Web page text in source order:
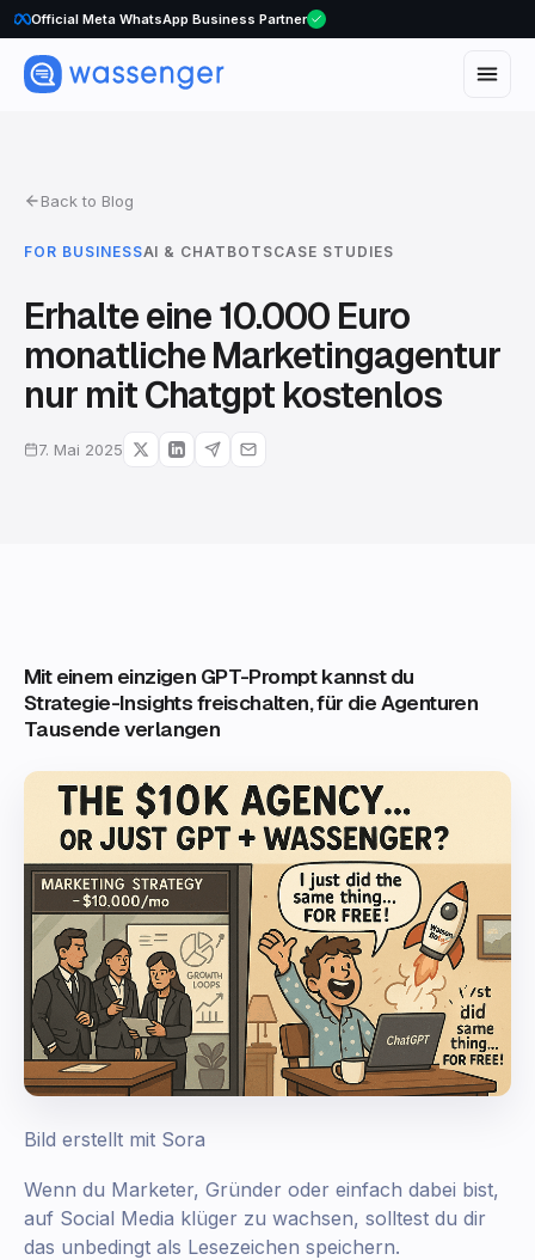
Official Meta WhatsApp Business Partner
Back to Blog
FOR BUSINESSAI & CHATBOTSCASE STUDIES
Erhalte eine 10.000 Euro
monatliche Marketingagentur
nur mit Chatgpt kostenlos
7. Mai 2025
Mit einem einzigen GPT-Prompt kannst du
Strategie-Insights freischalten, für die Agenturen
Tausende verlangen
Bild erstellt mit Sora
Wenn du Marketer, Gründer oder einfach dabei bist,
auf Social Media klüger zu wachsen, solltest du dir
das unbedingt als Lesezeichen speichern.